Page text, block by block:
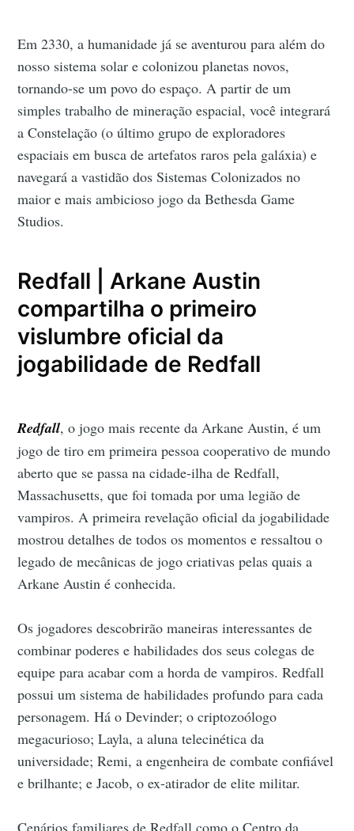
Em 2330, a humanidade já se aventurou para além do
nosso sistema solar e colonizou planetas novos,
tornando-se um povo do espaço. A partir de um
simples trabalho de mineração espacial, você integrará
a Constelação (o último grupo de exploradores
espaciais em busca de artefatos raros pela galáxia) e
navegará a vastidão dos Sistemas Colonizados no
maior e mais ambicioso jogo da Bethesda Game
Studios.
Redfall | Arkane Austin
compartilha o primeiro
vislumbre oficial da
jogabilidade de Redfall
Redfall, o jogo mais recente da Arkane Austin, é um
jogo de tiro em primeira pessoa cooperativo de mundo
aberto que se passa na cidade-ilha de Redfall,
Massachusetts, que foi tomada por uma legião de
vampiros. A primeira revelação oficial da jogabilidade
mostrou detalhes de todos os momentos e ressaltou o
legado de mecânicas de jogo criativas pelas quais a
Arkane Austin é conhecida.
Os jogadores descobrirão maneiras interessantes de
combinar poderes e habilidades dos seus colegas de
equipe para acabar com a horda de vampiros. Redfall
possui um sistema de habilidades profundo para cada
personagem. Há o Devinder; o criptozoólogo
megacurioso; Layla, a aluna telecinética da
universidade; Remi, a engenheira de combate confiável
e brilhante; e Jacob, o ex-atirador de elite militar.
Cenários familiares de Redfall como o Centro da